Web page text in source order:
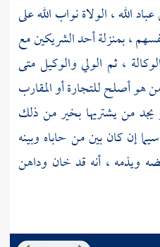
الله ، الولاة نواب الله على
، بمنزلة أحد الشريكين مع
، ثم الولي والوكيل متى
هو أصلح للتجارة أو المقارب
من يشتريها بخير من ذلك
إن كان بين من حاباه وبينه
ويذمه ، أنه قد خان وداهن